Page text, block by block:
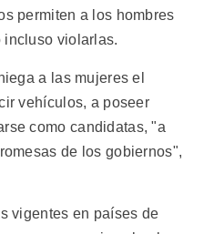
permiten a los hombres
incluso violarlas.
a las mujeres el
vehículos, a poseer
como candidatas, "a
de los gobiernos",
vigentes en países de